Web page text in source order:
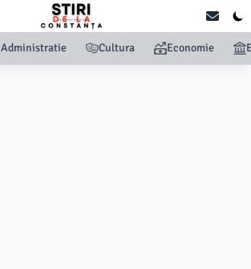
Administratie Cultura Economie